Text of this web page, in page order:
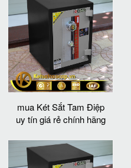
mua Két Sắt Tam Điệp
uy tín giá rẻ chính hãng